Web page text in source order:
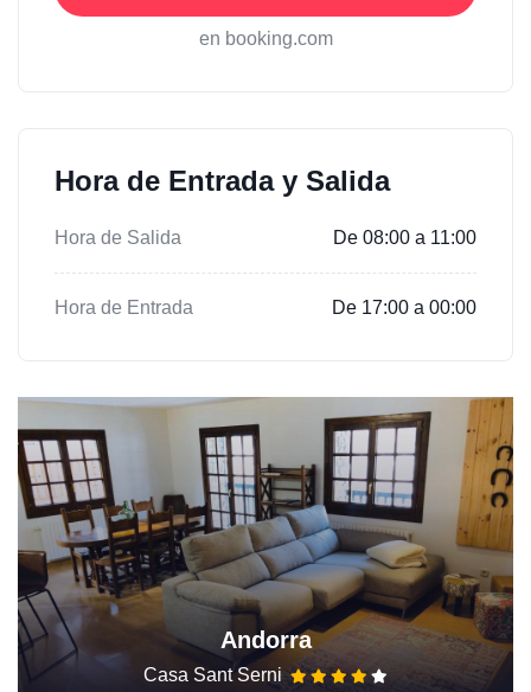
en booking.com
Hora de Entrada y Salida
Hora de Salida De 08:00 a 11:00
Hora de Entrada De 17:00 a 00:00
Andorra
Casa Sant Serni